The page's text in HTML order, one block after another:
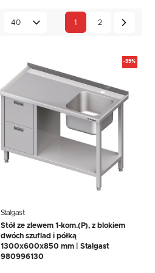
40 1 2
-39%
Stalgast
Stół ze zlewem 1-kom.(P), z blokiem
dwóch szuflad i półką
1300x600x850 mm | Stalgast
980996130